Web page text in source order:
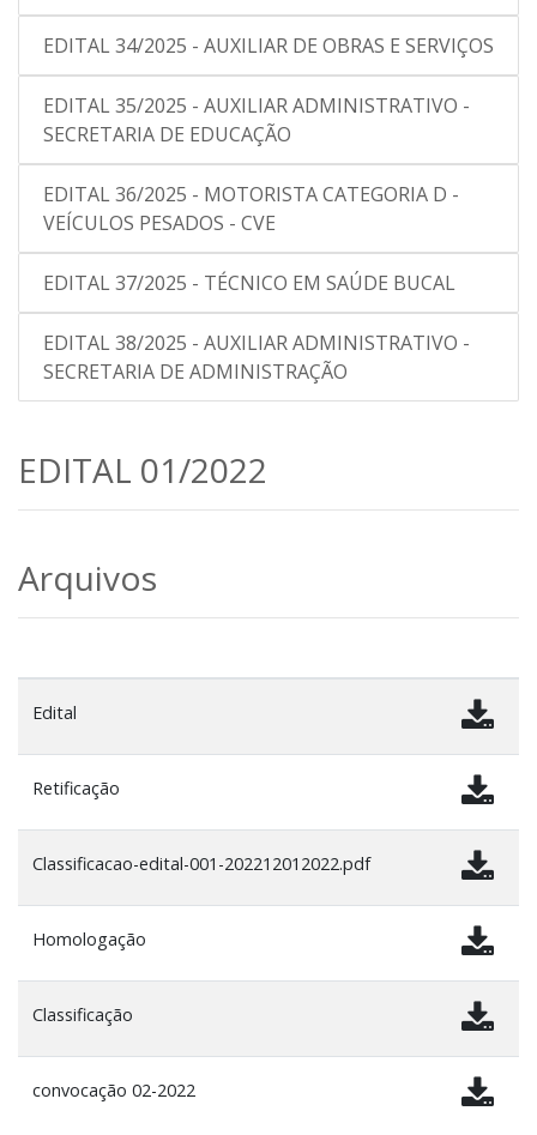
EDITAL 34/2025 - AUXILIAR DE OBRAS E SERVIÇOS
EDITAL 35/2025 - AUXILIAR ADMINISTRATIVO -
SECRETARIA DE EDUCAÇÃO
EDITAL 36/2025 - MOTORISTA CATEGORIA D -
VEÍCULOS PESADOS - CVE
EDITAL 37/2025 - TÉCNICO EM SAÚDE BUCAL
EDITAL 38/2025 - AUXILIAR ADMINISTRATIVO -
SECRETARIA DE ADMINISTRAÇÃO
EDITAL 01/2022
Arquivos
Edital
Retificação
Classificacao-edital-001-202212012022.pdf
Homologação
Classificação
convocação 02-2022